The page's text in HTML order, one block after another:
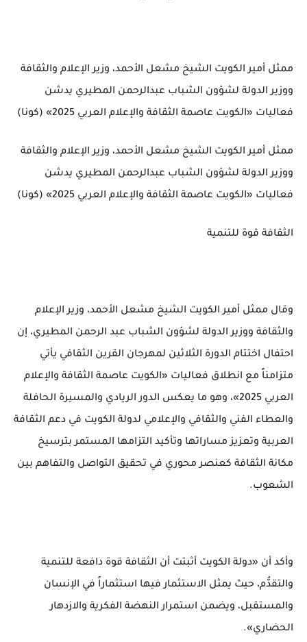
ممثل أمير الكويت الشيخ مشعل الأحمد، وزير الإعلام والثقافة
ووزير الدولة لشؤون الشباب عبدالرحمن المطيري يدشن
فعاليات «الكويت عاصمة الثقافة والإعلام العربي 2025» (كونا)
ممثل أمير الكويت الشيخ مشعل الأحمد، وزير الإعلام والثقافة
ووزير الدولة لشؤون الشباب عبدالرحمن المطيري يدشن
فعاليات «الكويت عاصمة الثقافة والإعلام العربي 2025» (كونا)
الثقافة قوة للتنمية
وقال ممثل أمير الكويت الشيخ مشعل الأحمد، وزير الإعلام
والثقافة ووزير الدولة لشؤون الشباب عبد الرحمن المطيري، إن
احتفال اختتام الدورة الثلاثين لمهرجان القرين الثقافي يأتي
متزامناً مع انطلاق فعاليات «الكويت عاصمة الثقافة والإعلام
العربي 2025»، وهو ما يعكس الدور الريادي والمسيرة الحافلة
والعطاء الفني والثقافي والإعلامي لدولة الكويت في دعم الثقافة
العربية وتعزيز مساراتها وتأكيد التزامها المستمر بترسيخ
مكانة الثقافة كعنصر محوري في تحقيق التواصل والتفاهم بين
الشعوب.
وأكد أن «دولة الكويت أثبتت أن الثقافة قوة دافعة للتنمية
والتقدُّم، حيث يمثل الاستثمار فيها استثماراً في الإنسان
والمستقبل، ويضمن استمرار النهضة الفكرية والازدهار
الحضاري».